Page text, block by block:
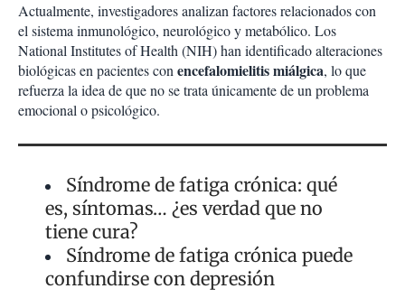
Actualmente, investigadores analizan factores relacionados con
el sistema inmunológico, neurológico y metabólico. Los
National Institutes of Health (NIH) han identificado alteraciones
biológicas en pacientes conencefalomielitis miálgica, lo que
refuerza la idea de que no se trata únicamente de un problema
emocional o psicológico.
Síndrome de fatiga crónica: qué
es, síntomas… ¿es verdad que no
tiene cura?
Síndrome de fatiga crónica puede
confundirse con depresión